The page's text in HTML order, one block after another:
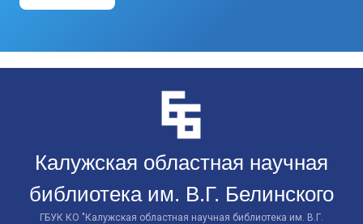
Калужская областная научная
библиотека им. В.Г. Белинского
ГБУК КО "Калужская областная научная библиотека им. В.Г.